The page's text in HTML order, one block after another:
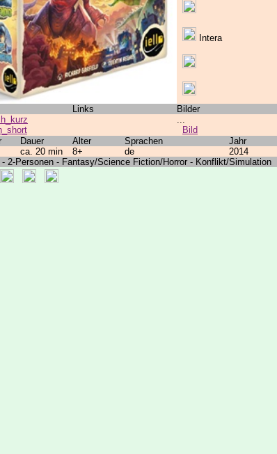
Intera
Links
Bilder
...
Bild
Dauer Alter Sprachen
Jahr
ca. 20 min 8+ de
2014
2-Personen - Fantasy/Science Fiction/Horror - Konflikt/Simulation